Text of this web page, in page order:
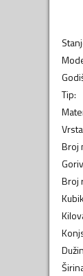
Tip:
Broj
Broj